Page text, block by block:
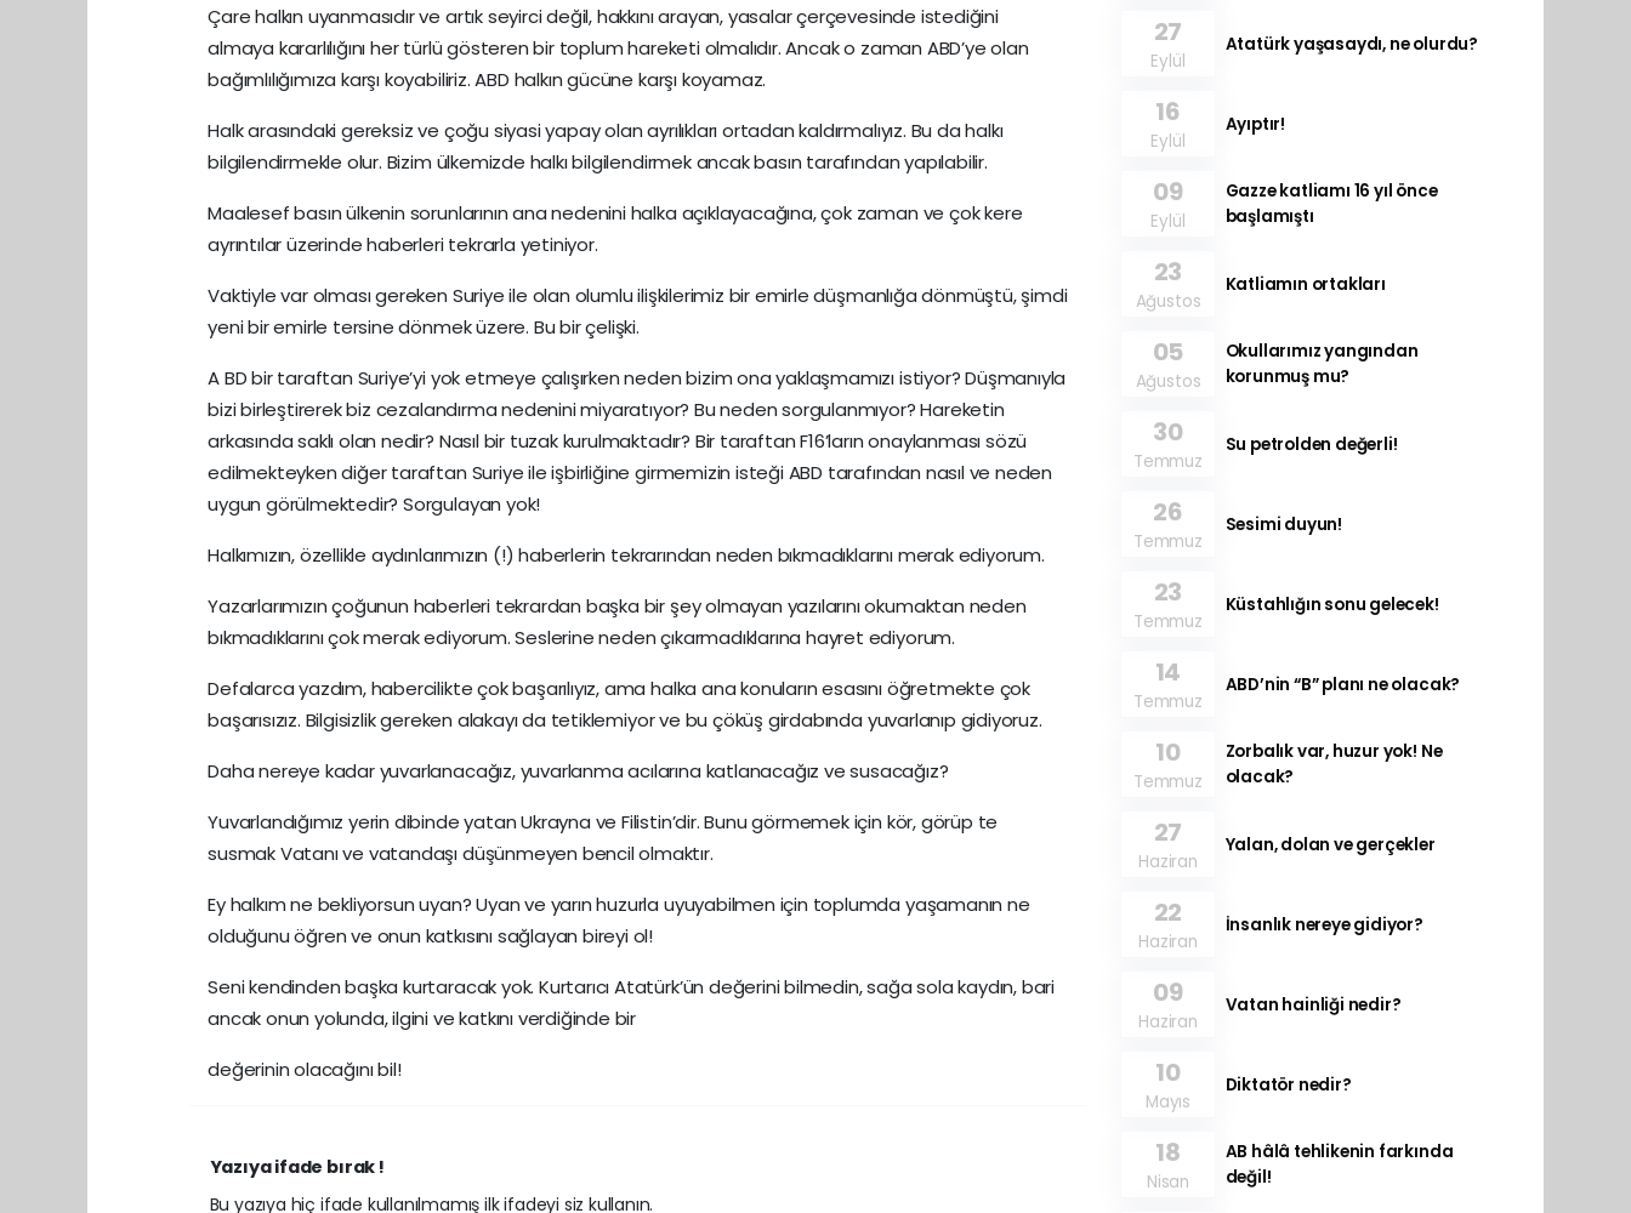
Çare halkın uyanmasıdır ve artık seyirci değil, hakkını arayan, yasalar çerçevesinde istediğini
almaya kararlılığını her türlü gösteren bir toplum hareketi olmalıdır. Ancak o zaman ABD’ye olan
bağımlılığımıza karşı koyabiliriz. ABD halkın gücüne karşı koyamaz.
Halk arasındaki gereksiz ve çoğu siyasi yapay olan ayrılıkları ortadan kaldırmalıyız. Bu da halkı
bilgilendirmekle olur. Bizim ülkemizde halkı bilgilendirmek ancak basın tarafından yapılabilir.
Maalesef basın ülkenin sorunlarının ana nedenini halka açıklayacağına, çok zaman ve çok kere
ayrıntılar üzerinde haberleri tekrarla yetiniyor.
Vaktiyle var olması gereken Suriye ile olan olumlu ilişkilerimiz bir emirle düşmanlığa dönmüştü, şimdi
yeni bir emirle tersine dönmek üzere. Bu bir çelişki.
A BD bir taraftan Suriye’yi yok etmeye çalışırken neden bizim ona yaklaşmamızı istiyor? Düşmanıyla
bizi birleştirerek biz cezalandırma nedenini miyaratıyor? Bu neden sorgulanmıyor? Hareketin
arkasında saklı olan nedir? Nasıl bir tuzak kurulmaktadır? Bir taraftan F16’ların onaylanması sözü
edilmekteyken diğer taraftan Suriye ile işbirliğine girmemizin isteği ABD tarafından nasıl ve neden
uygun görülmektedir? Sorgulayan yok!
Halkımızın, özellikle aydınlarımızın (!) haberlerin tekrarından neden bıkmadıklarını merak ediyorum.
Yazarlarımızın çoğunun haberleri tekrardan başka bir şey olmayan yazılarını okumaktan neden
bıkmadıklarını çok merak ediyorum. Seslerine neden çıkarmadıklarına hayret ediyorum.
Defalarca yazdım, habercilikte çok başarılıyız, ama halka ana konuların esasını öğretmekte çok
başarısızız. Bilgisizlik gereken alakayı da tetiklemiyor ve bu çöküş girdabında yuvarlanıp gidiyoruz.
Daha nereye kadar yuvarlanacağız, yuvarlanma acılarına katlanacağız ve susacağız?
Yuvarlandığımız yerin dibinde yatan Ukrayna ve Filistin’dir. Bunu görmemek için kör, görüp te
susmak Vatanı ve vatandaşı düşünmeyen bencil olmaktır.
Ey halkım ne bekliyorsun uyan? Uyan ve yarın huzurla uyuyabilmen için toplumda yaşamanın ne
olduğunu öğren ve onun katkısını sağlayan bireyi ol!
Seni kendinden başka kurtaracak yok. Kurtarıcı Atatürk’ün değerini bilmedin, sağa sola kaydın, bari
ancak onun yolunda, ilgini ve katkını verdiğinde bir
değerinin olacağını bil!
Yazıya ifade bırak !
Bu yazıya hiç ifade kullanılmamış ilk ifadeyi siz kullanın.
27
Eylül
Atatürk yaşasaydı, ne olurdu?
16
Eylül
Ayıptır!
09
Eylül
Gazze katliamı 16 yıl önce
başlamıştı
23
Ağustos
Katliamın ortakları
05
Ağustos
Okullarımız yangından
korunmuş mu?
30
Temmuz
Su petrolden değerli!
26
Temmuz
Sesimi duyun!
23
Temmuz
Küstahlığın sonu gelecek!
14
Temmuz
ABD’nin “B” planı ne olacak?
10
Temmuz
Zorbalık var, huzur yok! Ne
olacak?
27
Haziran
Yalan, dolan ve gerçekler
22
Haziran
İnsanlık nereye gidiyor?
09
Haziran
Vatan hainliği nedir?
10
Mayıs
Diktatör nedir?
18
Nisan
AB hâlâ tehlikenin farkında
değil!